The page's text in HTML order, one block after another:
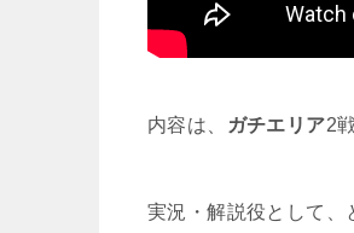
内容は、 ガチエリア2
実況・解説役として、